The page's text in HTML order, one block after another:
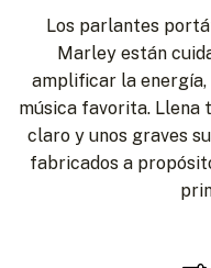
Los parlantes
Marley están
amplificar la energía,
música favorita. Llena
claro y unos graves
fabricados a